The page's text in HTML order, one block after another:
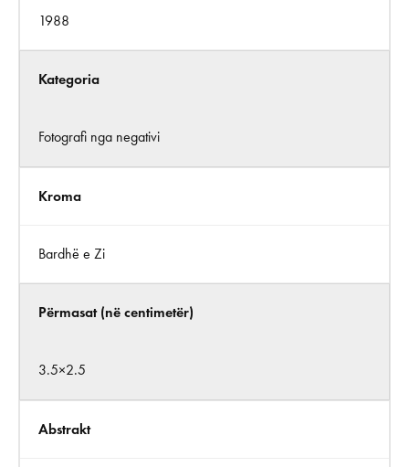
1988
Kategoria
Fotografi nga negativi
Kroma
Bardhë e Zi
Përmasat (në centimetër)
3.5×2.5
Abstrakt